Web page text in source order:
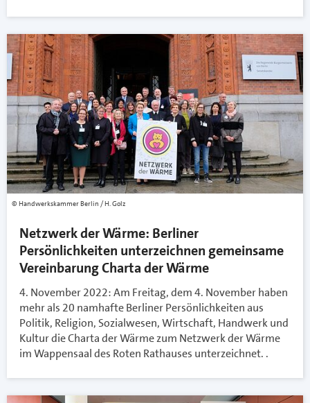
Handwerkskammer Berlin / H. Golz
Netzwerk der Wärme: Berliner
Persönlichkeiten unterzeichnen gemeinsame
Vereinbarung Charta der Wärme
4. November 2022: Am Freitag, dem 4. November haben
mehr als 20 namhafte Berliner Persönlichkeiten aus
Politik, Religion, Sozialwesen, Wirtschaft, Handwerk und
Kultur die Charta der Wärme zum Netzwerk der Wärme
im Wappensaal des Roten Rathauses unterzeichnet. .